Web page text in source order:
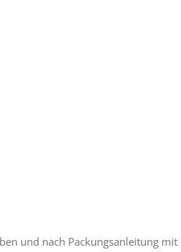
und nach Packungsanleitung mit